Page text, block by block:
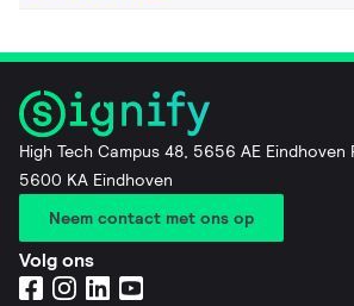
High Tech Campus 48, 5656 AE
5600 KA Eindhoven
Neem contact met ons op
Volg ons